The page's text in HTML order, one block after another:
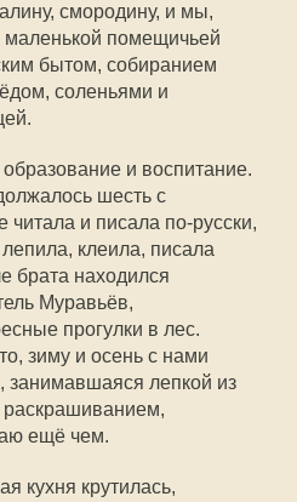
смородину, и мы,
маленькой помещичьей
бытом, собиранием
соленьями и
и воспитание.
шесть с
читала и писала по-русски,
клеила, писала
брата находился
Муравьёв,
прогулки в лес.
зиму и осень с нами
занимавшаяся лепкой из
ещё чем.
кухня крутилась,